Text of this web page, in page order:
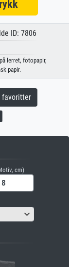
ID: 7806
lerret, fotopapir,
papir.
cm)